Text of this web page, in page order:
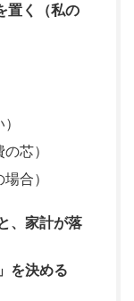
置く（私の
芯）
合）
、家計が落
を決める